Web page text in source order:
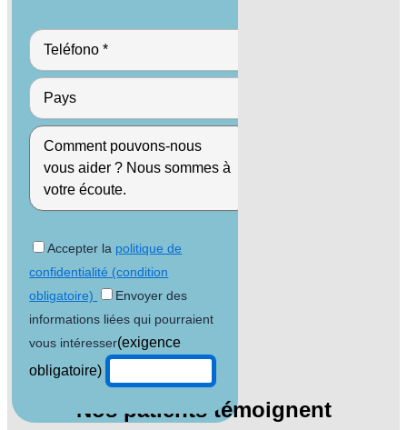
Accepter la politique de
confidentialité (condition
obligatoire)
Envoyer des
informations liées qui pourraient
vous intéresser(exigence
obligatoire)
Nos patients témoignent